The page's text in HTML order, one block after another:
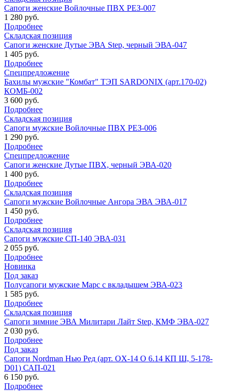
Сапоги женские Войлочные ПВХ РЕЗ-007
1 280 руб.
Подробнее
Складская позиция
Сапоги женские Дутые ЭВА Step, черный ЭВА-047
1 405 руб.
Подробнее
Спецпредложение
Бахилы мужские "Комбат" ТЭП SARDONIX (арт.170-02)
КОМБ-002
3 600 руб.
Подробнее
Складская позиция
Сапоги мужские Войлочные ПВХ РЕЗ-006
1 290 руб.
Подробнее
Спецпредложение
Сапоги женские Дутые ПВХ, черный ЭВА-020
1 400 руб.
Подробнее
Складская позиция
Сапоги мужские Войлочные Ангора ЭВА ЭВА-017
1 450 руб.
Подробнее
Складская позиция
Сапоги мужские СП-140 ЭВА-031
2 055 руб.
Подробнее
Новинка
Под заказ
Полусапоги мужские Марс с вкладышем ЭВА-023
1 585 руб.
Подробнее
Складская позиция
Сапоги зимние ЭВА Милитари Лайт Step, КМФ ЭВА-027
2 030 руб.
Подробнее
Под заказ
Сапоги Nordman Нью Ред (арт. OX-14 O 6.14 КП Ш, 5-178-
D01) САП-021
6 150 руб.
Подробнее